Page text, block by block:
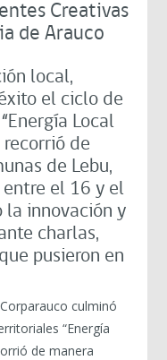
Creativas
de Arauco
local,
el ciclo de
Local
recorrió de
de Lebu,
entre el 16 y el
la innovación y
charlas,
pusieron en
culminó
“Energía
de manera